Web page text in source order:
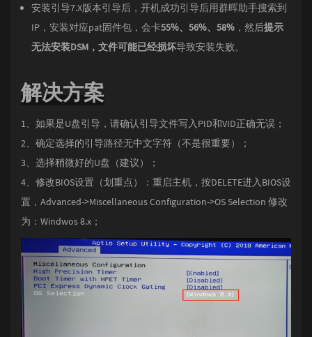
安装引导7.X版本引导后，开机成功引导后用群晖助手搜索到
IP，安装对应pat固件包，会卡55%、56%、58% ，然后提示
无法安装DSM，文件可能已经损坏导致安装失败。
解决方案
1、如果是U盘引导，请确认引导文件写入PID和VID正确无误；
2、确定选择的引导路径无中文字符（不是很重要）；
3、选择稍微好的U盘（建议）；
4、修改BIOS设置（划重点）：重启主机，按DELETE进入BIOS设
置，Advanced->Miscellaneous Configuration->OS Selection 修改
为：Windwos 8.x；